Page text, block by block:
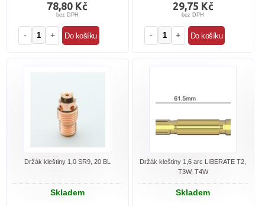
78,80 Kč
bez DPH
- +
29,75 Kč
bez DPH
- +
Držák kleštiny 1,0 SR9, 20 BL
Skladem
Držák kleštiny 1,6 arc LIBERATE T2,
T3W, T4W
Skladem